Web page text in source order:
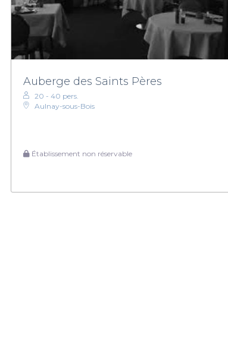
Auberge des Saints Pères
20 - 40 pers.
Aulnay-sous-Bois
Établissement non réservable